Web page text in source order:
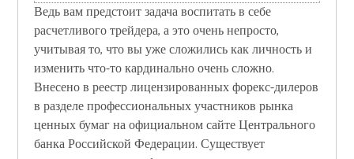
Ведь вам предстоит задача воспитать в себе
расчетливого трейдера, а это очень непросто,
учитывая то, что вы уже сложились как личность и
изменить что-то кардинально очень сложно.
Внесено в реестр лицензированных форекс-дилеров
в разделе профессиональных участников рынка
ценных бумаг на официальном сайте Центрального
банка Российской Федерации. Существует